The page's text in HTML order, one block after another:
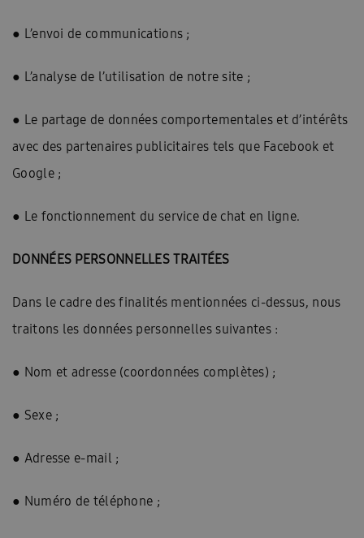
● L’envoi de communications ;
● L’analyse de l’utilisation de notre site ;
● Le partage de données comportementales et d’intérêts
avec des partenaires publicitaires tels que Facebook et
Google ;
● Le fonctionnement du service de chat en ligne.
DONNÉES PERSONNELLES TRAITÉES
Dans le cadre des finalités mentionnées ci-dessus, nous
traitons les données personnelles suivantes :
● Nom et adresse (coordonnées complètes) ;
● Sexe ;
● Adresse e-mail ;
● Numéro de téléphone ;